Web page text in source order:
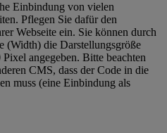
Einbindung von vielen
Pflegen Sie dafür den
Webseite ein. Sie können durch
(Width) die Darstellungsgröße
angegeben. Bitte beachten
CMS, dass der Code in die
muss (eine Einbindung als